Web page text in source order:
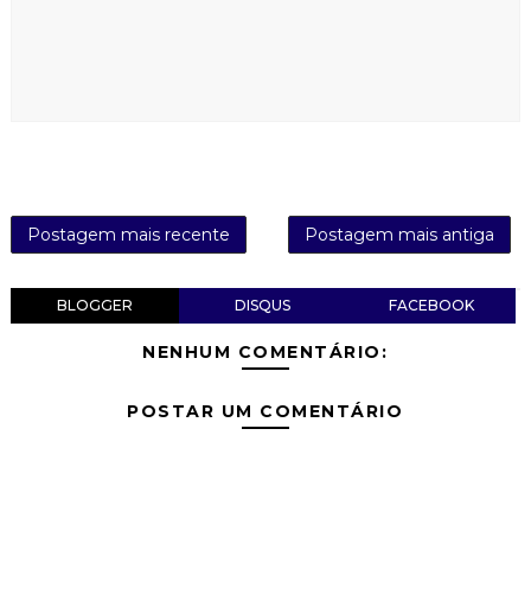
Postagem mais recente Postagem mais antiga
BLOGGER DISQUS FACEBOOK
NENHUM COMENTÁRIO:
POSTAR UM COMENTÁRIO